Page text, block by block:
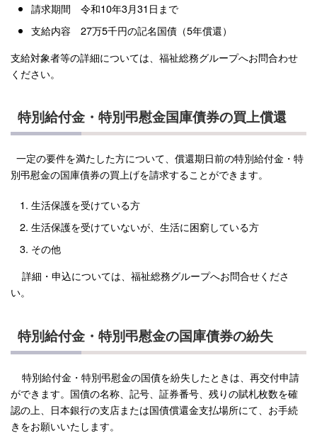
請求期間 令和10年3月31日まで
支給内容 27万5千円の記名国債（5年償還）
支給対象者等の詳細については、福祉総務グループへお問合わせ
ください。
特別給付金・特別弔慰金国庫債券の買上償還
一定の要件を満たした方について、償還期日前の特別給付金・特
別弔慰金の国庫債券の買上げを請求することができます。
生活保護を受けている方
生活保護を受けていないが、生活に困窮している方
その他
詳細・申込については、福祉総務グループへお問合せくださ
い。
特別給付金・特別弔慰金の国庫債券の紛失
特別給付金・特別弔慰金の国債を紛失したときは、再交付申請
ができます。国債の名称、記号、証券番号、残りの賦札枚数を確
認の上、日本銀行の支店または国債償還金支払場所にて、お手続
きをお願いいたします。